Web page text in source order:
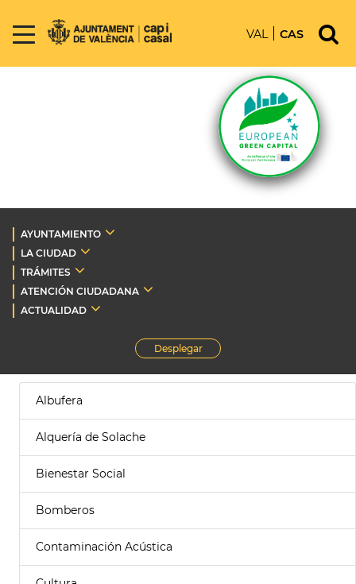
VAL CAS
AYUNTAMIENTO
LA CIUDAD
TRÁMITES
ATENCIÓN CIUDADANA
ACTUALIDAD
Desplegar
Albufera
Alquería de Solache
Bienestar Social
Bomberos
Contaminación Acústica